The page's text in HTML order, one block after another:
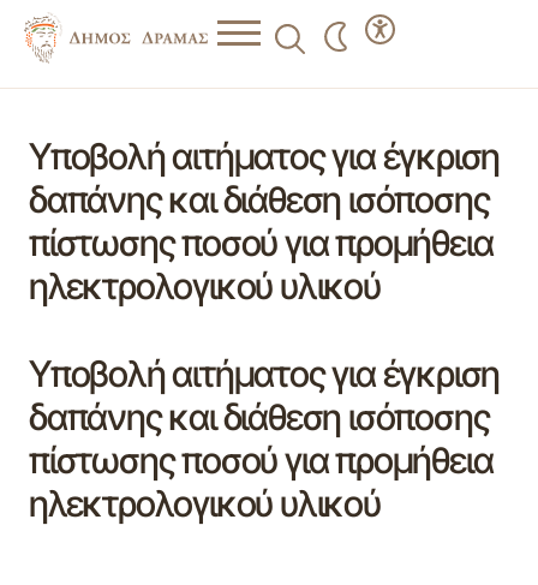
Υποβολή αιτήματος για έγκριση
δαπάνης και διάθεση ισόποσης
πίστωσης ποσού για προμήθεια
ηλεκτρολογικού υλικού
Υποβολή αιτήματος για έγκριση
δαπάνης και διάθεση ισόποσης
πίστωσης ποσού για προμήθεια
ηλεκτρολογικού υλικού